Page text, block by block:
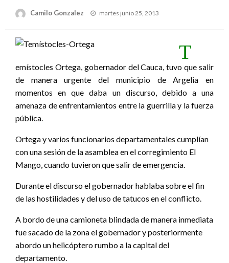
Camilo Gonzalez
Publicado
martes junio 25, 2013
T
emístocles Ortega, gobernador del Cauca, tuvo que salir
de manera urgente del municipio de Argelia en
momentos en que daba un discurso, debido a una
amenaza de enfrentamientos entre la guerrilla y la fuerza
pública.
Ortega y varios funcionarios departamentales cumplían
con una sesión de la asamblea en el corregimiento El
Mango, cuando tuvieron que salir de emergencia.
Durante el discurso el gobernador hablaba sobre el fin
de las hostilidades y del uso de tatucos en el conflicto.
A bordo de una camioneta blindada de manera inmediata
fue sacado de la zona el gobernador y posteriormente
abordo un helicóptero rumbo a la capital del
departamento.